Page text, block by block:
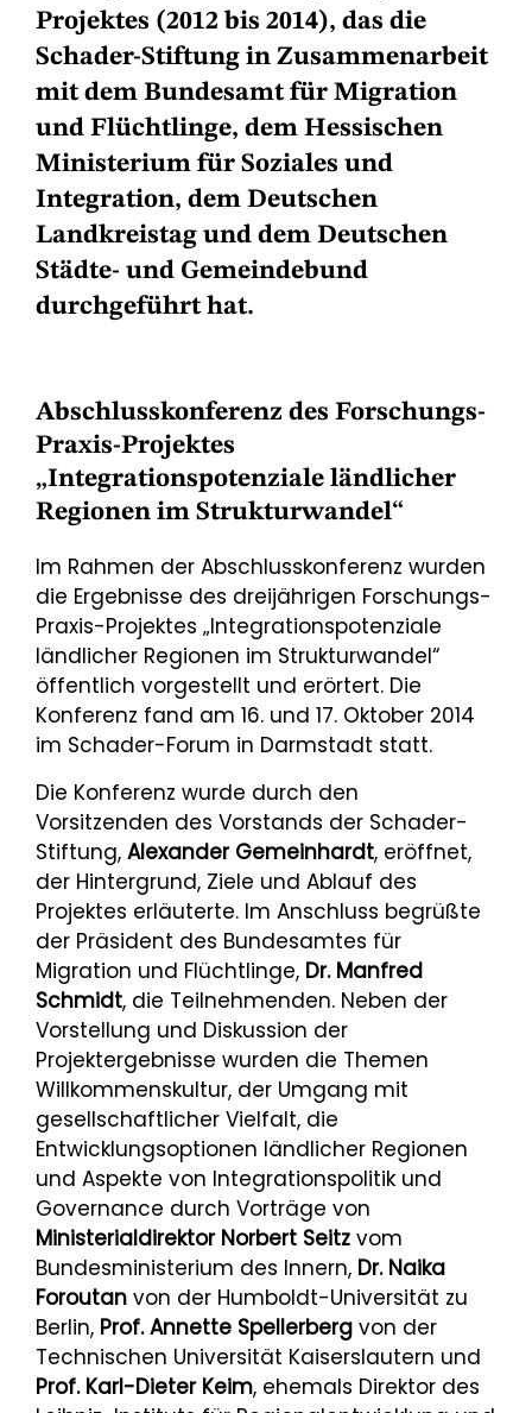
Projektes (2012 bis 2014), das die
Schader-Stiftung in Zusammenarbeit
mit dem Bundesamt für Migration
und Flüchtlinge, dem Hessischen
Ministerium für Soziales und
Integration, dem Deutschen
Landkreistag und dem Deutschen
Städte- und Gemeindebund
durchgeführt hat.
Abschlusskonferenz des Forschungs-
Praxis-Projektes
„Integrationspotenziale ländlicher
Regionen im Strukturwandel“
Im Rahmen der Abschlusskonferenz wurden
die Ergebnisse des dreijährigen Forschungs-
Praxis-Projektes „Integrationspotenziale
ländlicher Regionen im Strukturwandel“
öffentlich vorgestellt und erörtert. Die
Konferenz fand am 16. und 17. Oktober 2014
im Schader-Forum in Darmstadt statt.
Die Konferenz wurde durch den
Vorsitzenden des Vorstands der Schader-
Stiftung, Alexander Gemeinhardt, eröffnet,
der Hintergrund, Ziele und Ablauf des
Projektes erläuterte. Im Anschluss begrüßte
der Präsident des Bundesamtes für
Migration und Flüchtlinge, Dr. Manfred
Schmidt, die Teilnehmenden. Neben der
Vorstellung und Diskussion der
Projektergebnisse wurden die Themen
Willkommenskultur, der Umgang mit
gesellschaftlicher Vielfalt, die
Entwicklungsoptionen ländlicher Regionen
und Aspekte von Integrationspolitik und
Governance durch Vorträge von
Ministerialdirektor Norbert Seitz vom
Bundesministerium des Innern, Dr. Naika
Foroutan von der Humboldt-Universität zu
Berlin, Prof. Annette Spellerberg von der
Technischen Universität Kaiserslautern und
Prof. Karl-Dieter Keim, ehemals Direktor des